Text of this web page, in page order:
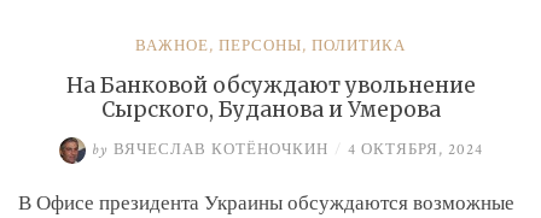
ВАЖНОЕ, ПЕРСОНЫ, ПОЛИТИКА
На Банковой обсуждают увольнение
Сырского, Буданова и Умерова
by ВЯЧЕСЛАВ КОТЁНОЧКИН / 4 ОКТЯБРЯ, 2024
В Офисе президента Украины обсуждаются возможные